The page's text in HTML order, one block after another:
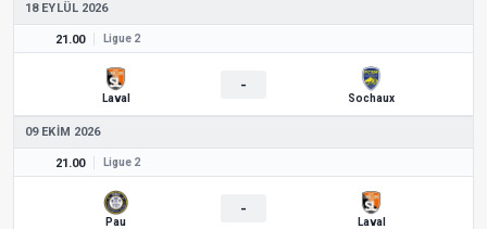
18 EYLÜL 2026
21.00 Ligue 2
Laval
-
Sochaux
09 EKIM 2026
21.00 Ligue 2
Pau
-
Laval